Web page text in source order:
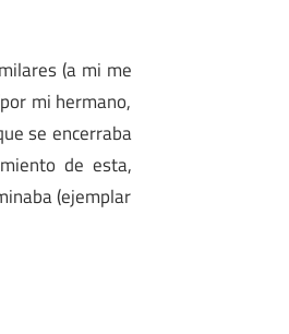
(a mi me
mi hermano,
se encerraba
de esta,
(ejemplar